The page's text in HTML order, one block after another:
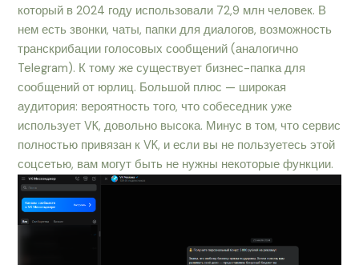
который в 2024 году использовали 72,9 млн человек. В
нем есть звонки, чаты, папки для диалогов, возможность
транскрибации голосовых сообщений (аналогично
Telegram). К тому же существует бизнес-папка для
сообщений от юрлиц. Большой плюс — широкая
аудитория: вероятность того, что собеседник уже
использует VK, довольно высока. Минус в том, что сервис
полностью привязан к VK, и если вы не пользуетесь этой
соцсетью, вам могут быть не нужны некоторые функции.